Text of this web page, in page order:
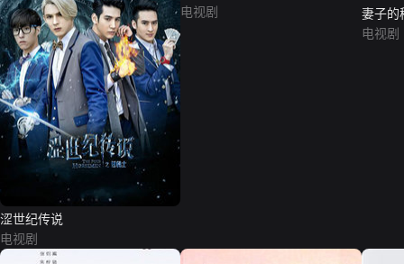
涩世纪传说
电视剧
电视剧
妻子的
电视剧